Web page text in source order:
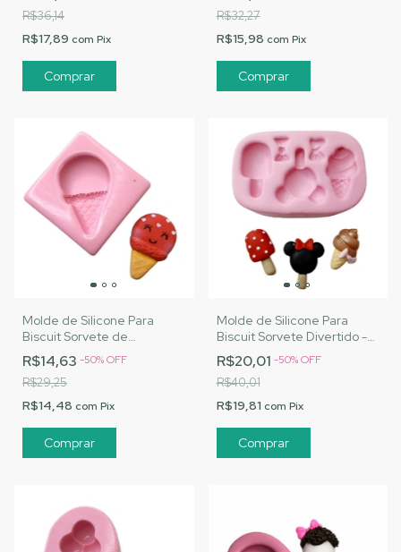
R$36,14
R$17,89 com Pix
R$32,27
R$15,98 com Pix
Molde de Silicone Para
Biscuit Sorvete de
Casquinha da Nai - MJ
Artesanatos |Cód. 2814
R$14,63 -50%OFF
R$29,25
R$14,48 com Pix
Molde de Silicone Para
Biscuit Sorvete Divertido -
MJ Artesanatos |Cód. 2815
R$20,01 -50%OFF
R$40,01
R$19,81 com Pix